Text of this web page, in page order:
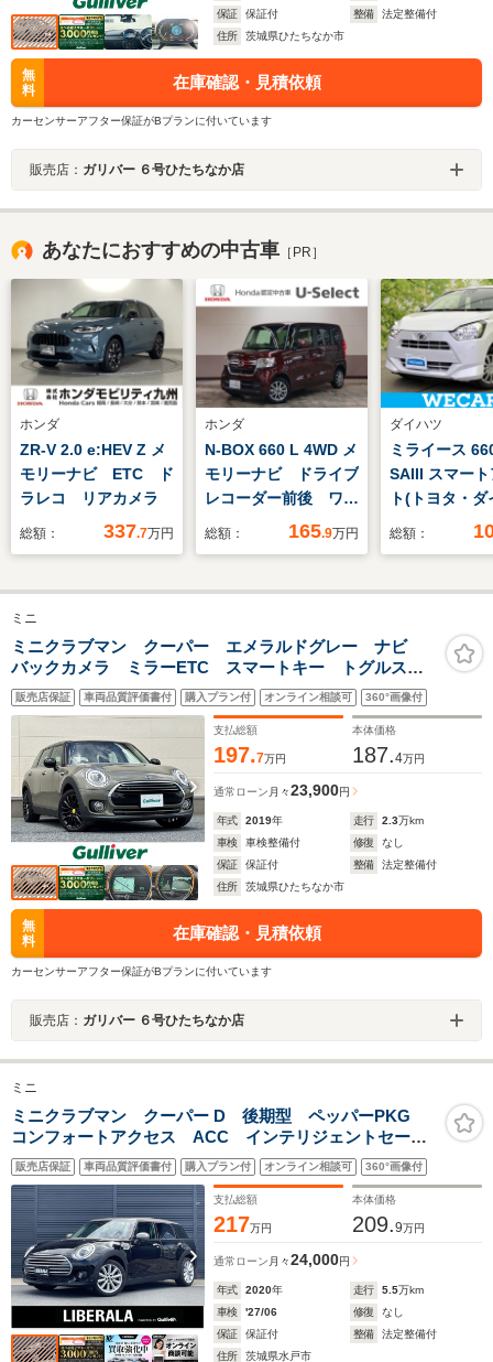
保証
保証付 整備
法定整備付
住所
茨城県ひたちなか市
無
料
在庫確認・見積依頼
カーセンサーアフター保証がBプランに付いています
販売店： ガリバー ６号ひたちなか店
あなたにおすすめの中古車 ［PR］
ホンダ
ZR-V 2.0 e:HEV Z メ
モリーナビ ETC ド
ラレコ リアカメラ
総額： 337.7万円
ホンダ
N-BOX 660 L 4WD メ
モリーナビ ドライブ
レコーダー前後 ワン
オーナー 夏冬タイ
総額： 165.9万円
ダイハツ
ミライース
SAIII スマー
ト(トヨタ・
ヘッドランプ
ングストップ/
アバッグ 助手
ーウインドウ
総額：
ミニ
ミニクラブマン クーパー エメラルドグレー ナビ
バックカメラ ミラーETC スマートキー トグルスイ
ッチ クルコン SPORTボタン USB オートライト
オートワイパー LEDライト 17インチブラックAW バ
販売店保証 車両品質評価書付 購入プラン付 オンライン相談可 360°画像付
支払総額
197.7万円
本体価格
187.4万円
通常ローン 月々23,900円
年式 2019年 走行 2.3万km
車検
車検整備付 修復
なし
保証
保証付 整備
法定整備付
住所
茨城県ひたちなか市
無
料
在庫確認・見積依頼
カーセンサーアフター保証がBプランに付いています
販売店： ガリバー ６号ひたちなか店
ミニ
ミニクラブマン クーパー D 後期型 ペッパーPKG
コンフォートアクセス ACC インテリジェントセーフ
ティ 純正ナビ リアビューカメラ パークディスタン
ス LEDヘッドライト オートライト ミラー型ETC
ドラレコ 純正17インチAW 禁煙車
販売店保証 車両品質評価書付 購入プラン付 オンライン相談可 360°画像付
支払総額
217万円
本体価格
209.9万円
通常ローン 月々24,000円
年式 2020年 走行 5.5万km
車検
'27/06 修復
なし
保証
保証付 整備
法定整備付
住所
茨城県水戸市